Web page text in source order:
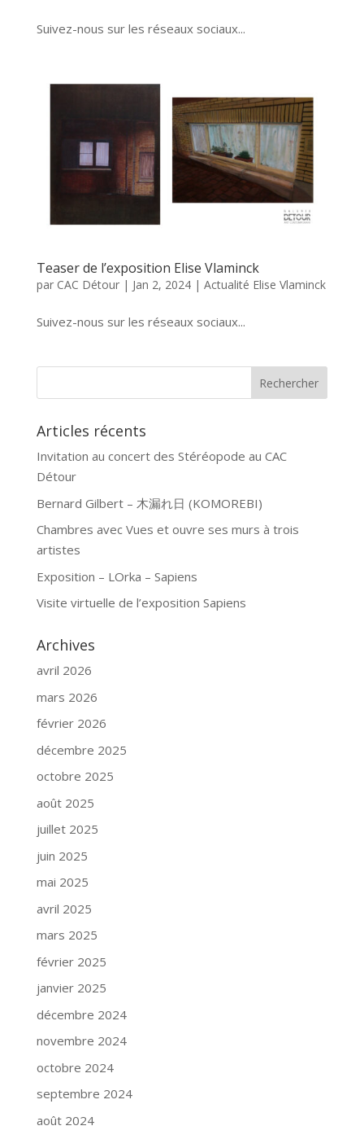
Suivez-nous sur les réseaux sociaux...
Teaser de l’exposition Elise Vlaminck
par CAC Détour| Jan 2, 2024| Actualité Elise Vlaminck
Suivez-nous sur les réseaux sociaux...
Articles récents
Invitation au concert des Stéréopode au CAC
Détour
Bernard Gilbert – 木漏れ日 (KOMOREBI)
Chambres avec Vues et ouvre ses murs à trois
artistes
Exposition – LOrka – Sapiens
Visite virtuelle de l’exposition Sapiens
Archives
avril 2026
mars 2026
février 2026
décembre 2025
octobre 2025
août 2025
juillet 2025
juin 2025
mai 2025
avril 2025
mars 2025
février 2025
janvier 2025
décembre 2024
novembre 2024
octobre 2024
septembre 2024
août 2024